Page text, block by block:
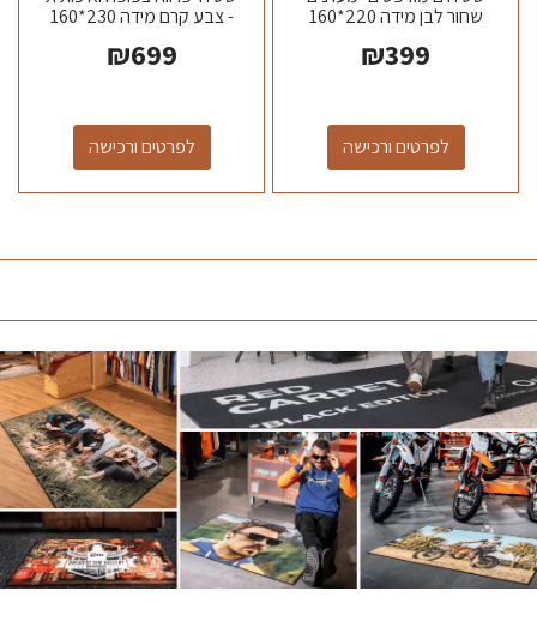
שחור לבן מידה 220*160
₪399
לפרטים ורכישה
- צבע קרם מידה 230*160
₪699
לפרטים ורכישה